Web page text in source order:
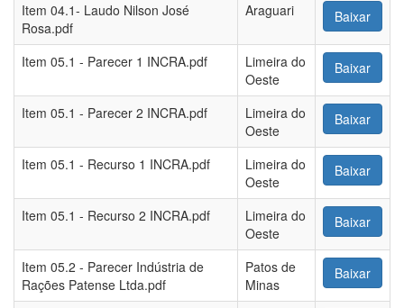
Item 04.1- Laudo Nilson José
Rosa.pdf
Araguari Baixar
Item 05.1 - Parecer 1 INCRA.pdf
Limeira do
Oeste
Baixar
Item 05.1 - Parecer 2 INCRA.pdf
Limeira do
Oeste
Baixar
Item 05.1 - Recurso 1 INCRA.pdf
Limeira do
Oeste
Baixar
Item 05.1 - Recurso 2 INCRA.pdf
Limeira do
Oeste
Baixar
Item 05.2 - Parecer Indústria de
Rações Patense Ltda.pdf
Patos de
Minas
Baixar